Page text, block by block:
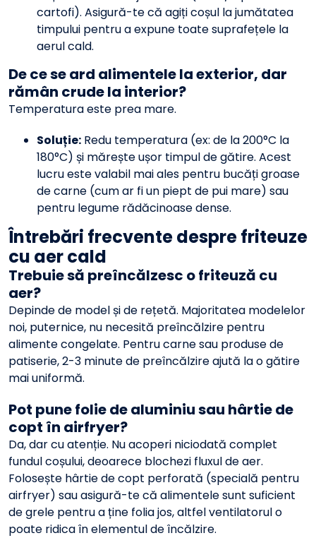
cartofi). Asigură-te că agiți coșul la jumătatea
timpului pentru a expune toate suprafețele la
aerul cald.
De ce se ard alimentele la exterior, dar
rămân crude la interior?
Temperatura este prea mare.
Soluție: Redu temperatura (ex: de la 200°C la
180°C) și mărește ușor timpul de gătire. Acest
lucru este valabil mai ales pentru bucăți groase
de carne (cum ar fi un piept de pui mare) sau
pentru legume rădăcinoase dense.
Întrebări frecvente despre friteuze
cu aer cald
Trebuie să preîncălzesc ofriteuză cu
aer?
Depinde de model și de rețetă. Majoritatea modelelor
noi, puternice, nu necesită preîncălzire pentru
alimente congelate. Pentru carne sau produse de
patiserie, 2-3 minute de preîncălzire ajută la o gătire
mai uniformă.
Pot pune folie de aluminiu sau hârtie de
copt în airfryer?
Da, dar cu atenție. Nu acoperi niciodată complet
fundul coșului, deoarece blochezi fluxul de aer.
Folosește hârtie de copt perforată (specială pentru
airfryer) sau asigură-te că alimentele sunt suficient
de grele pentru a ține folia jos, altfel ventilatorul o
poate ridica în elementul de încălzire.